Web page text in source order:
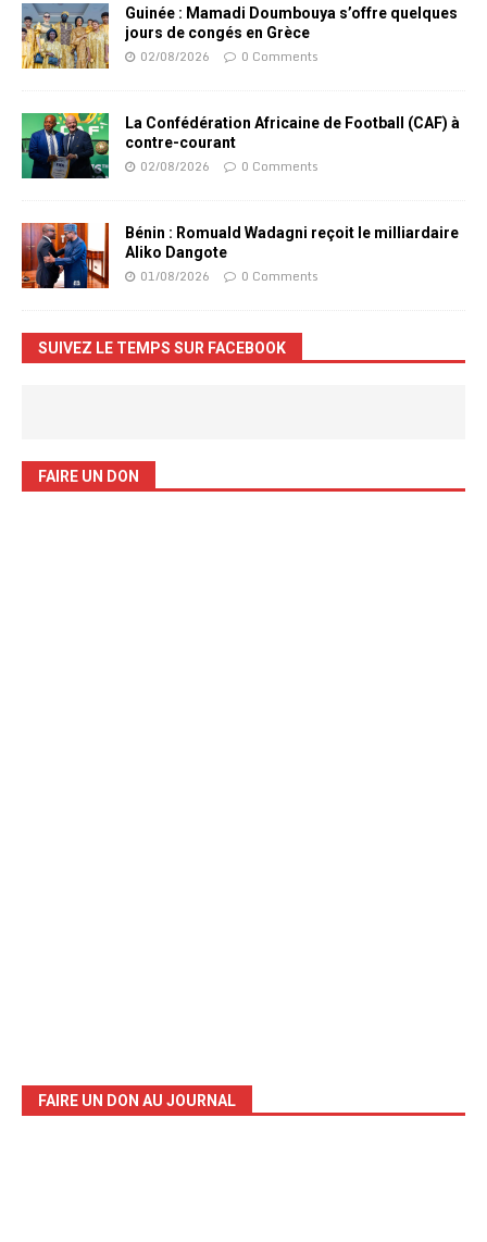
Guinée : Mamadi Doumbouya s’offre quelques
jours de congés en Grèce
02/08/2026 0 Comments
La Confédération Africaine de Football (CAF) à
contre-courant
02/08/2026 0 Comments
Bénin : Romuald Wadagni reçoit le milliardaire
Aliko Dangote
01/08/2026 0 Comments
SUIVEZ LE TEMPS SUR FACEBOOK
FAIRE UN DON
FAIRE UN DON AU JOURNAL